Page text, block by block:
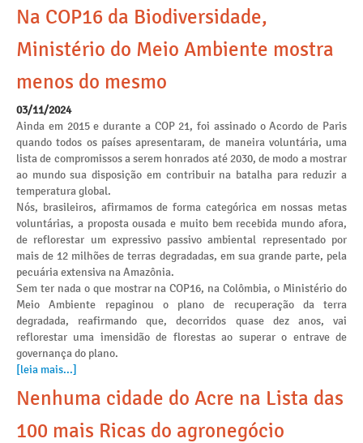
Na COP16 da Biodiversidade,
Ministério do Meio Ambiente mostra
menos do mesmo
03/11/2024
Ainda em 2015 e durante a COP 21, foi assinado o Acordo de Paris
quando todos os países apresentaram, de maneira voluntária, uma
lista de compromissos a serem honrados até 2030, de modo a mostrar
ao mundo sua disposição em contribuir na batalha para reduzir a
temperatura global.
Nós, brasileiros, afirmamos de forma categórica em nossas metas
voluntárias, a proposta ousada e muito bem recebida mundo afora,
de reflorestar um expressivo passivo ambiental representado por
mais de 12 milhões de terras degradadas, em sua grande parte, pela
pecuária extensiva na Amazônia.
Sem ter nada o que mostrar na COP16, na Colômbia, o Ministério do
Meio Ambiente repaginou o plano de recuperação da terra
degradada, reafirmando que, decorridos quase dez anos, vai
reflorestar uma imensidão de florestas ao superar o entrave de
governança do plano.
[leia mais...]
Nenhuma cidade do Acre na Lista das
100 mais Ricas do agronegócio